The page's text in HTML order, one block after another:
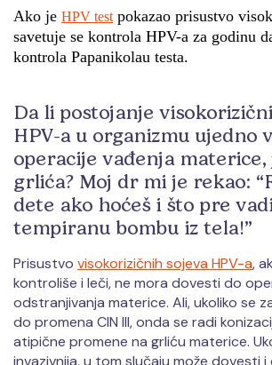
Ako je HPV testpokazao prisustvo
savetuje se kontrola HPV-a za godinu
kontrola Papanikolau testa.
Da li postojanje
HPV-a u organizmu ujedno
operacije vađenja
grlića? Moj dr mi je rekao:
dete ako hoćeš i što pre
tempiranu bombu iz tela!”
Prisustvo visokorizičnih sojeva HPV-a,
kontroliše i leči, ne mora dovesti do
odstranjivanja materice. Ali, ukoliko se
do promena CIN III, onda se radi
atipične promene na grliću materice.